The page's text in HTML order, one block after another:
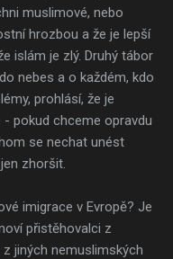
muslimové, nebo
hrozbou a že je lepší
islám je zlý. Druhý tábor
nebes a o každém, kdo
prohlásí, že je
pokud chceme opravdu
se nechat unést
zhoršit.
imigrace v Evropě? Je
přistěhovalci z
jiných nemuslimských